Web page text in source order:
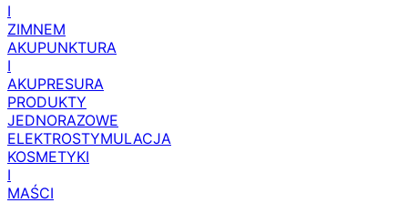
I
ZIMNEM
AKUPUNKTURA
I
AKUPRESURA
PRODUKTY
JEDNORAZOWE
ELEKTROSTYMULACJA
KOSMETYKI
I
MAŚCI